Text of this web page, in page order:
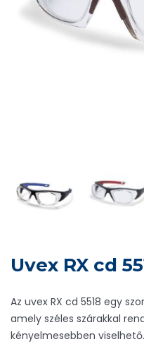
Uvex RX cd
Az uvex RX cd 5518 egy
amely széles szárakkal
kényelmesebben